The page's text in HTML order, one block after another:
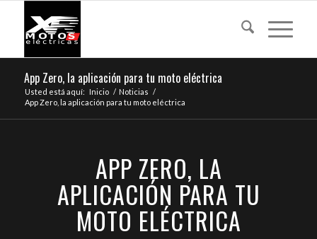
App Zero, la aplicación para tu moto eléctrica
Usted está aquí: Inicio / Noticias /
App Zero, la aplicación para tu moto eléctrica
APP ZERO, LA
APLICACIÓN PARA TU
MOTO ELÉCTRICA